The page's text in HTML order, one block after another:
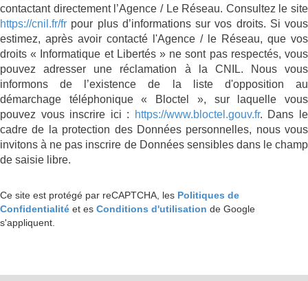
contactant directement l’Agence / Le Réseau. Consultez le site
https://cnil.fr/fr pour plus d’informations sur vos droits. Si vous
estimez, après avoir contacté l'Agence / le Réseau, que vos
droits « Informatique et Libertés » ne sont pas respectés, vous
pouvez adresser une réclamation à la CNIL. Nous vous
informons de l’existence de la liste d'opposition au
démarchage téléphonique « Bloctel », sur laquelle vous
pouvez vous inscrire ici :
https://www.bloctel.gouv.fr. Dans le
cadre de la protection des Données personnelles, nous vous
invitons à ne pas inscrire de Données sensibles dans le champ
de saisie libre.
Ce site est protégé par reCAPTCHA, les Politiques de
Confidentialité et es Conditions d'utilisation de Google
s'appliquent.